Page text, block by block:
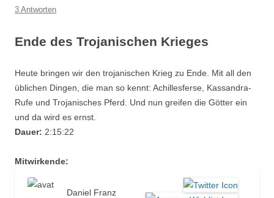
3 Antworten
Ende des Trojanischen Krieges
Heute bringen wir den trojanischen Krieg zu Ende. Mit all den
üblichen Dingen, die man so kennt: Achillesferse, Kassandra-
Rufe und Trojanisches Pferd. Und nun greifen die Götter ein
und da wird es ernst.
Dauer: 2:15:22
Mitwirkende:
Daniel Franz